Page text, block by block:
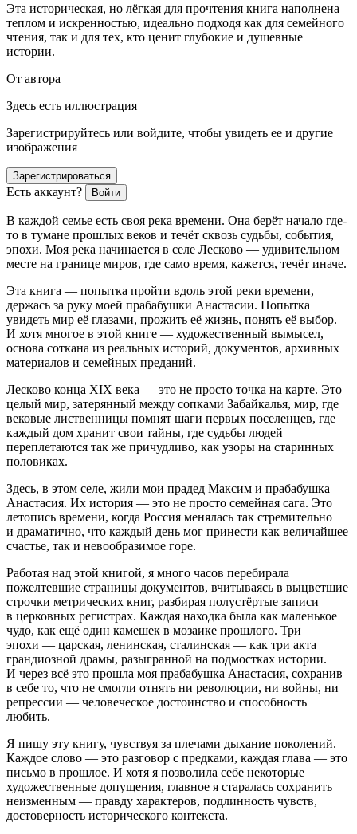
Эта историческая, но лёгкая для прочтения книга наполнена
теплом и искренностью, идеально подходя как для семейного
чтения, так и для тех, кто ценит глубокие и душевные
истории.
От автора
Здесь есть иллюстрация
Зарегистрируйтесь или войдите, чтобы увидеть ее и другие
изображения
Зарегистрироваться
Есть аккаунт? Войти
В каждой семье есть своя река времени. Она берёт начало где-
то в тумане прошлых веков и течёт сквозь судьбы, события,
эпохи. Моя река начинается в селе Лесково — удивительном
месте на границе миров, где само время, кажется, течёт иначе.
Эта книга — попытка пройти вдоль этой реки времени,
держась за руку моей прабабушки Анастасии. Попытка
увидеть мир её глазами, прожить её жизнь, понять её выбор.
И хотя многое в этой книге — художественный вымысел,
основа соткана из реальных историй, документов, архивных
материалов и семейных преданий.
Лесково конца XIX века — это не просто точка на карте. Это
целый мир, затерянный между сопками Забайкалья, мир, где
вековые лиственницы помнят шаги первых поселенцев, где
каждый дом хранит свои тайны, где судьбы людей
переплетаются так же причудливо, как узоры на старинных
половиках.
Здесь, в этом селе, жили мои прадед Максим и прабабушка
Анастасия. Их история — это не просто семейная сага. Это
летопись времени, когда Россия менялась так стремительно
и драматично, что каждый день мог принести как величайшее
счастье, так и невообразимое горе.
Работая над этой книгой, я много часов перебирала
пожелтевшие страницы документов, вчитываясь в выцветшие
строчки метрических книг, разбирая полустёртые записи
в церковных регистрах. Каждая находка была как маленькое
чудо, как ещё один камешек в мозаике прошлого. Три
эпохи — царская, ленинская, сталинская — как три акта
грандиозной драмы, разыгранной на подмостках истории.
И через всё это прошла моя прабабушка Анастасия, сохранив
в себе то, что не смогли отнять ни революции, ни войны, ни
репрессии — человеческое достоинство и способность
любить.
Я пишу эту книгу, чувствуя за плечами дыхание поколений.
Каждое слово — это разговор с предками, каждая глава — это
письмо в прошлое. И хотя я позволила себе некоторые
художественные допущения, главное я старалась сохранить
неизменным — правду характеров, подлинность чувств,
достоверность исторического контекста.